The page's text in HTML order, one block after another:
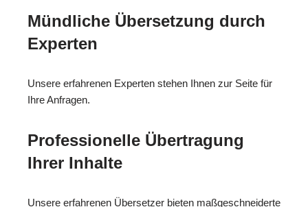
Mündliche Übersetzung durch
Experten
Unsere erfahrenen Experten stehen Ihnen zur Seite für
Ihre Anfragen.
Professionelle Übertragung
Ihrer Inhalte
Unsere erfahrenen Übersetzer bieten maßgeschneiderte